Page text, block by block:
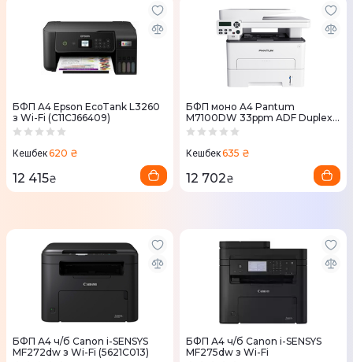
БФП A4 Epson EcoTank L3260
з Wi-Fi (C11CJ66409)
Кешбек620 ₴
12 415₴
БФП моно A4 Pantum
M7100DW 33ppm ADF Duplex
Ethernet Wi-Fi
Кешбек635 ₴
12 702₴
БФП А4 ч/б Canon i-SENSYS
MF272dw з Wi-Fi (5621C013)
БФП А4 ч/б Canon i-SENSYS
MF275dw з Wi-Fi